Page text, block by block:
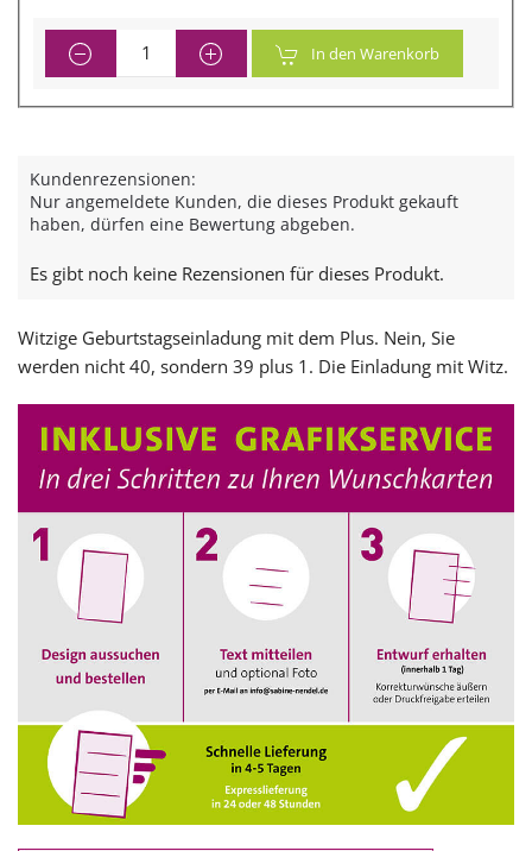
In den Warenkorb
Kundenrezensionen:
Nur angemeldete Kunden, die dieses Produkt gekauft
haben, dürfen eine Bewertung abgeben.
Es gibt noch keine Rezensionen für dieses Produkt.
Witzige Geburtstagseinladung mit dem Plus. Nein, Sie
werden nicht 40, sondern 39 plus 1. Die Einladung mit Witz.